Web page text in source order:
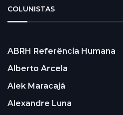
COLUNISTAS
ABRH Referência Humana
Alberto Arcela
Alek Maracajá
Alexandre Luna